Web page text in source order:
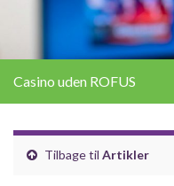
Casino uden ROFUS
Tilbage til Artikler